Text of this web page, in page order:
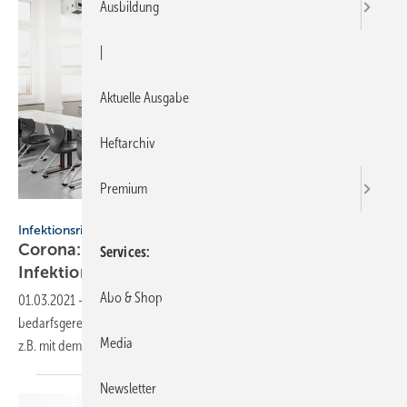
Bild: Helios Ventilatoren
Infektionsrisiko in Innenräumen
Corona: Mit dezentralen Lüftungsgeräten vor
Infektion
01.03.2021 - Dezentrale Lüftungsgeräte mit CO
bedarfsgerechten Luftaustausch und mindern so das Infektionsrisiko,
z.B. mit dem Coronavirus, über
Ausbildung
Aktuelle Ausgabe
Heftarchiv
Premium
Services
Abo & Shop
Media
Newsletter